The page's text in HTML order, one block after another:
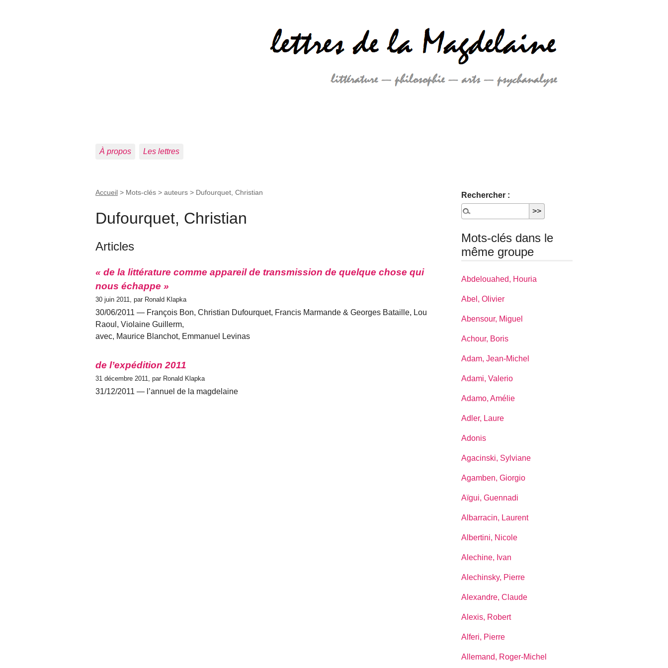
À propos Les lettres
Accueil > Mots-clés > auteurs > Dufourquet, Christian
Dufourquet, Christian
Articles
« de la littérature comme appareil de transmission de quelque chose qui
nous échappe »
30 juin 2011, par Ronald Klapka
30/06/2011 — François Bon, Christian Dufourquet, Francis Marmande & Georges Bataille, Lou
Raoul, Violaine Guillerm,
avec, Maurice Blanchot, Emmanuel Levinas
de l’expédition 2011
31 décembre 2011, par Ronald Klapka
31/12/2011 — l’annuel de la magdelaine
Rechercher :
Mots-clés dans le
même groupe
Abdelouahed, Houria
Abel, Olivier
Abensour, Miguel
Achour, Boris
Adam, Jean-Michel
Adami, Valerio
Adamo, Amélie
Adler, Laure
Adonis
Agacinski, Sylviane
Agamben, Giorgio
Aïgui, Guennadi
Albarracin, Laurent
Albertini, Nicole
Alechine, Ivan
Alechinsky, Pierre
Alexandre, Claude
Alexis, Robert
Alferi, Pierre
Allemand, Roger-Michel